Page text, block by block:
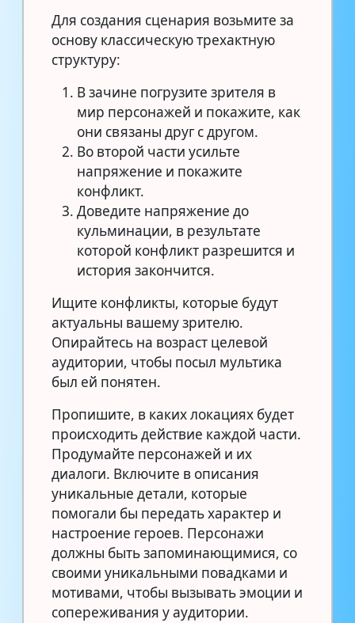
Для создания сценария возьмите за
основу классическую трехактную
структуру:
В зачине погрузите зрителя в
мир персонажей и покажите, как
они связаны друг с другом.
Во второй части усильте
напряжение и покажите
конфликт.
Доведите напряжение до
кульминации, в результате
которой конфликт разрешится и
история закончится.
Ищите конфликты, которые будут
актуальны вашему зрителю.
Опирайтесь на возраст целевой
аудитории, чтобы посыл мультика
был ей понятен.
Пропишите, в каких локациях будет
происходить действие каждой части.
Продумайте персонажей и их
диалоги. Включите в описания
уникальные детали, которые
помогали бы передать характер и
настроение героев. Персонажи
должны быть запоминающимися, со
своими уникальными повадками и
мотивами, чтобы вызывать эмоции и
сопереживания у аудитории.